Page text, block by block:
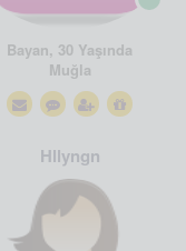
Bayan, 30 Yaşında
Muğla
Hllyngn